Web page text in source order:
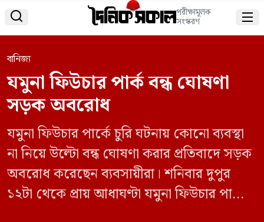
 পরীক্ষামূলক
সংস্করণ 
বানিজ্য
যমুনা ফিউচার পার্ক বন্ধ ঘোষণা
সড়ক অবরোধ
যমুনা ফিউচার পার্কে চুরি ঘটনায় কোনো ব্যবস্থা
না নিয়ে উল্টো বন্ধ ঘোষণা করার প্রতিবাদে সড়ক
অবরোধ করেছেন ব্যবসায়ীরা। শনিবার দুপুর
১২টা থেকে প্রায় আধাঘণ্টা যমুনা ফিউচার পার্কের